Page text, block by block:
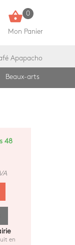
shopping_basket 0
Mon Panier
Apapacho
Beaux-arts
48
en